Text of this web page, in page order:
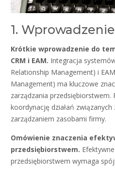
1. Wprowadzenie
Krótkie wprowadzenie do
CRM i EAM. Integracja
Relationship Management) i
Management) ma kluczowe
zarządzania przedsiębiorstwem.
koordynację działań związanych
zarządzaniem zasobami firmy.
Omówienie znaczenia
przedsiębiorstwem.
przedsiębiorstwem wymaga